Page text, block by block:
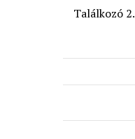
Találkozó 2.